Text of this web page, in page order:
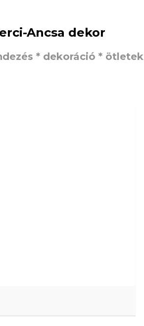
Ancsa dekor
* dekoráció * ötletek